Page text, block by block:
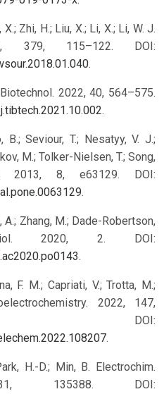
Zhi, H.; Liu, X.; Li, X.; Li, W. J.
379, 115–122. DOI:
.
2022, 40, 564–575.
.
B.; Seviour, T.; Nesatyy, V. J.;
M.; Tolker-Nielsen, T.; Song,
8, e63129. DOI:
.
A.; Zhang, M.; Dade-Robertson,
2020, 2. DOI:
.
F. M.; Capriati, V.; Trotta, M.;
2022, 147,
DOI:
.
H.-D.; Min, B. Electrochim.
135388. DOI: